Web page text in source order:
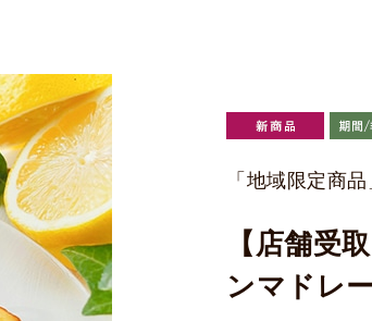
「地域限定商
【店舗受
ンマドレ